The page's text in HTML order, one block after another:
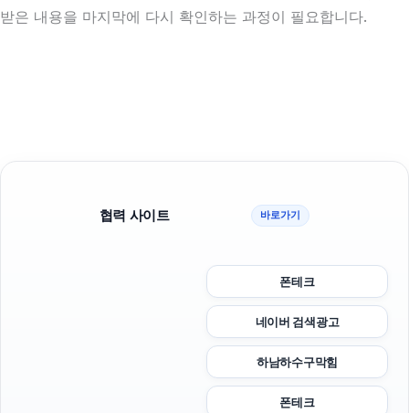
받은 내용을 마지막에 다시 확인하는 과정이 필요합니다.
협력 사이트 바로가기
폰테크
네이버 검색광고
하남하수구막힘
폰테크